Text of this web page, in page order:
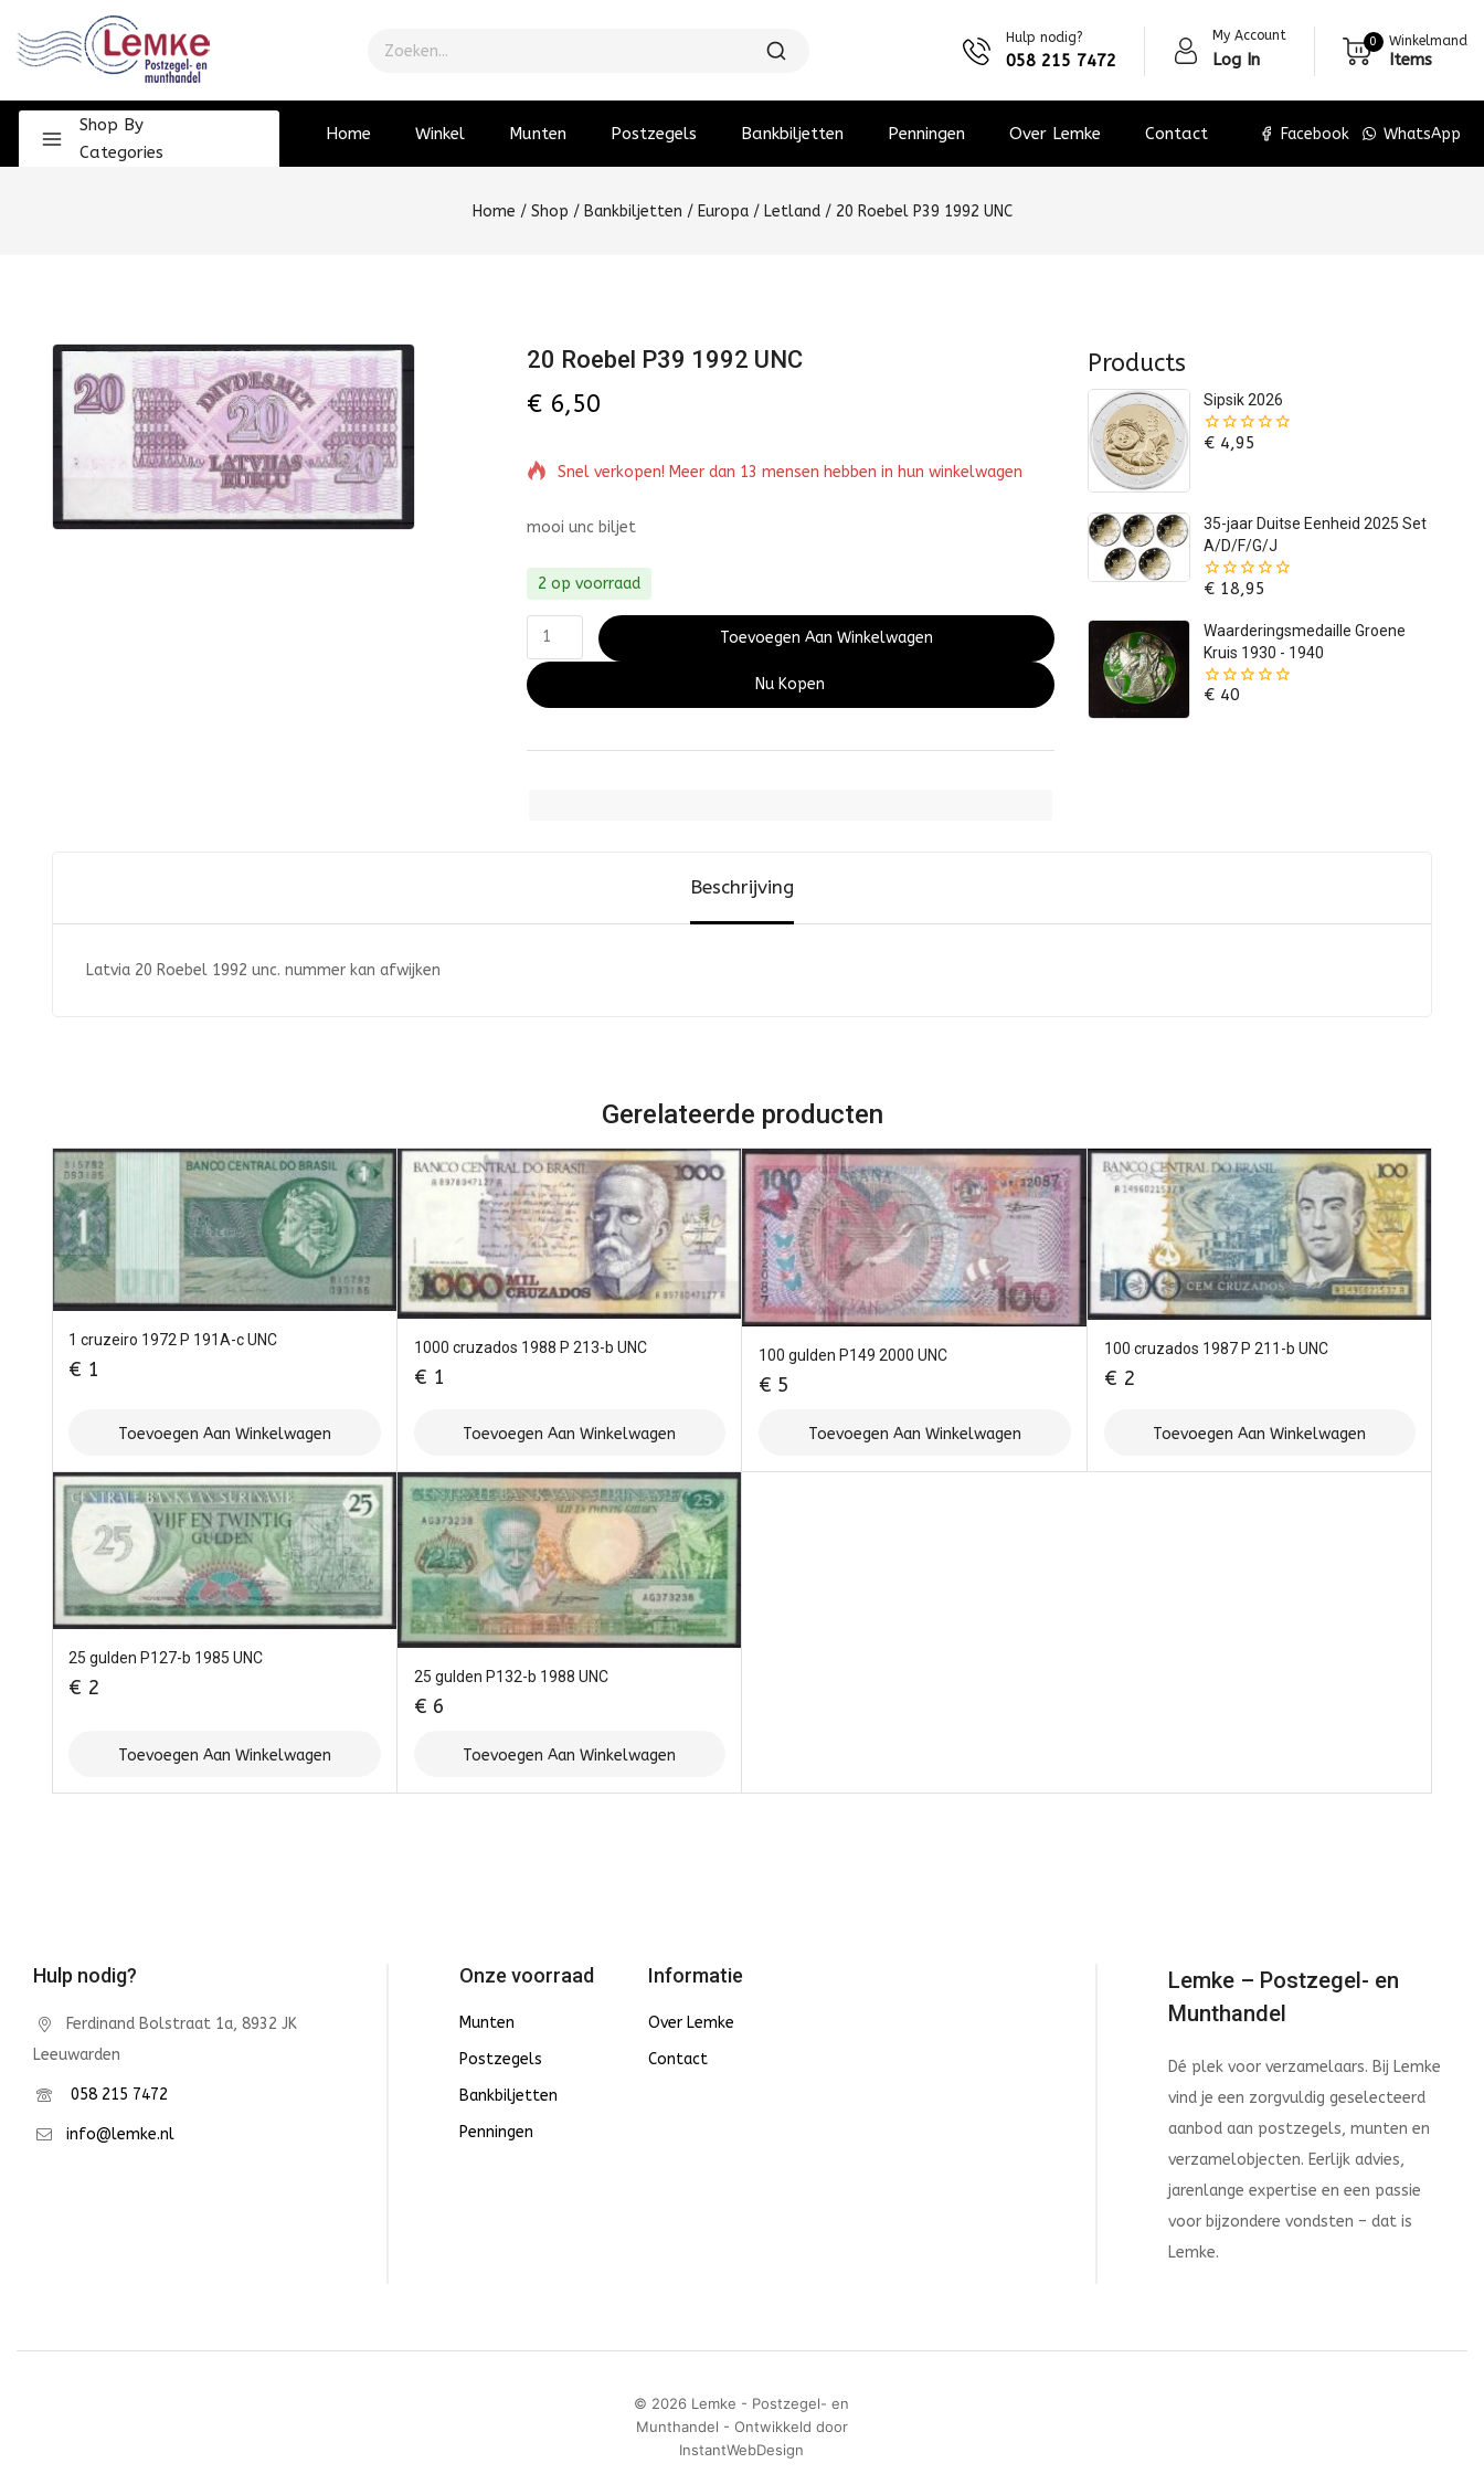
Hulp nodig?
058 215 7472
My Account
Log In
0 Winkelmand
Items
Shop By
Categories
Home Winkel Munten Postzegels Bankbiljetten Penningen Over Lemke Contact Facebook WhatsApp
Home / Shop / Bankbiljetten / Europa / Letland / 20 Roebel P39 1992 UNC
Products
Sipsik 2026
0
€ 4,95
35-jaar Duitse Eenheid 2025 Set
A/D/F/G/J
0
de
5
€ 18,95
Waarderingsmedaille Groene
Kruis 1930 - 1940
0
€ 40
20 Roebel P39 1992 UNC
€ 6,50
Snel verkopen! Meer dan 13 mensen hebben in hun winkelwagen
mooi unc biljet
2 op voorraad
Toevoegen Aan Winkelwagen
Nu Kopen
Beschrijving
Latvia 20 Roebel 1992 unc. nummer kan afwijken
Gerelateerde producten
1 cruzeiro 1972 P 191A-c UNC
€ 1
Toevoegen Aan Winkelwagen
1000 cruzados 1988 P 213-b UNC
€ 1
Toevoegen Aan Winkelwagen
100 gulden P149 2000 UNC
€ 5
Toevoegen Aan Winkelwagen
100 cruzados 1987 P 211-b UNC
€ 2
Toevoegen Aan Winkelwagen
25 gulden P127-b 1985 UNC
€ 2
Toevoegen Aan Winkelwagen
25 gulden P132-b 1988 UNC
€ 6
Toevoegen Aan Winkelwagen
Hulp nodig?
Ferdinand Bolstraat 1a, 8932 JK
Leeuwarden
058 215 7472
info@lemke.nl
Onze voorraad
Munten
Postzegels
Bankbiljetten
Penningen
Informatie
Over Lemke
Contact
Lemke – Postzegel- en
Munthandel
Dé plek voor verzamelaars. Bij Lemke
vind je een zorgvuldig geselecteerd
aanbod aan postzegels, munten en
verzamelobjecten. Eerlijk advies,
jarenlange expertise en een passie
voor bijzondere vondsten – dat is
Lemke.
© 2026 Lemke - Postzegel- en
Munthandel - Ontwikkeld door
InstantWebDesign